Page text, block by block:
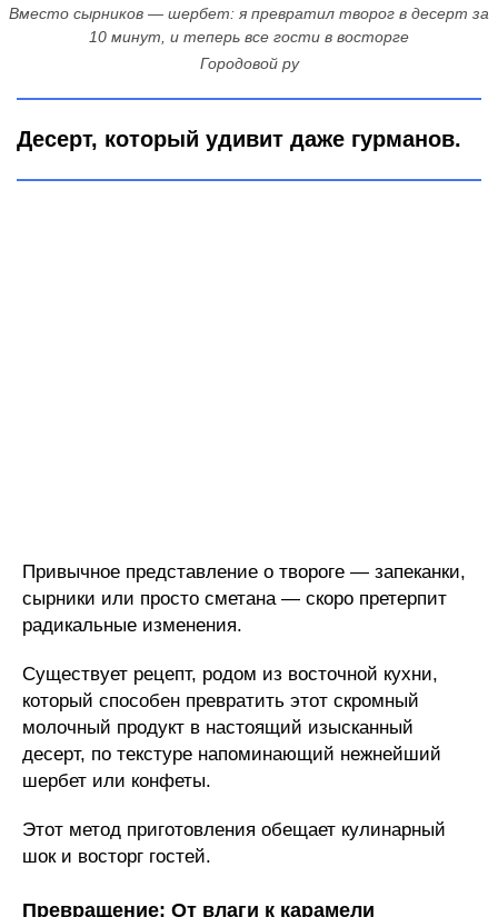
Вместо сырников — шербет: я превратил творог в десерт за
10 минут, и теперь все гости в восторге
Городовой ру
Десерт, который удивит даже гурманов.
Привычное представление о твороге — запеканки,
сырники или просто сметана — скоро претерпит
радикальные изменения.
Существует рецепт, родом из восточной кухни,
который способен превратить этот скромный
молочный продукт в настоящий изысканный
десерт, по текстуре напоминающий нежнейший
шербет или конфеты.
Этот метод приготовления обещает кулинарный
шок и восторг гостей.
Превращение: От влаги к карамели